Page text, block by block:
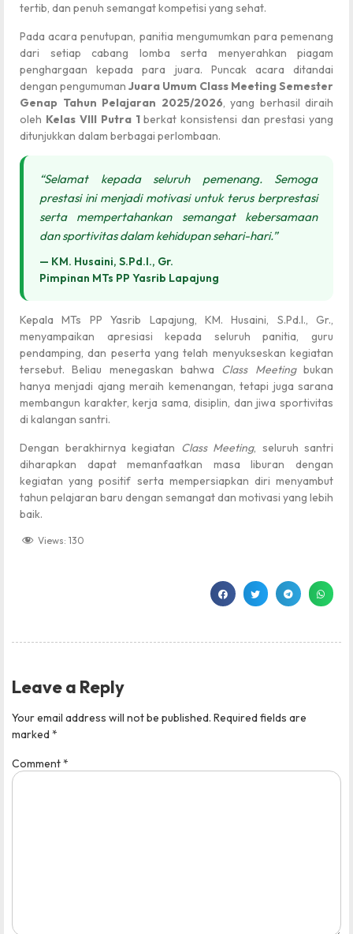
tertib, dan penuh semangat kompetisi yang sehat.
Pada acara penutupan, panitia mengumumkan para pemenang
dari setiap cabang lomba serta menyerahkan piagam
penghargaan kepada para juara. Puncak acara ditandai
dengan pengumuman Juara Umum Class Meeting Semester
Genap Tahun Pelajaran 2025/2026, yang berhasil diraih
oleh Kelas VIII Putra 1berkat konsistensi dan prestasi yang
ditunjukkan dalam berbagai perlombaan.
“Selamat kepada seluruh pemenang. Semoga
prestasi ini menjadi motivasi untuk terus berprestasi
serta mempertahankan semangat kebersamaan
dan sportivitas dalam kehidupan sehari-hari.”
— KM. Husaini, S.Pd.I., Gr.
Pimpinan MTs PP Yasrib Lapajung
Kepala MTs PP Yasrib Lapajung, KM. Husaini, S.Pd.I., Gr.,
menyampaikan apresiasi kepada seluruh panitia, guru
pendamping, dan peserta yang telah menyukseskan kegiatan
tersebut. Beliau menegaskan bahwa Class Meetingbukan
hanya menjadi ajang meraih kemenangan, tetapi juga sarana
membangun karakter, kerja sama, disiplin, dan jiwa sportivitas
di kalangan santri.
Dengan berakhirnya kegiatan Class Meeting, seluruh santri
diharapkan dapat memanfaatkan masa liburan dengan
kegiatan yang positif serta mempersiapkan diri menyambut
tahun pelajaran baru dengan semangat dan motivasi yang lebih
baik.
Views: 130
Leave a Reply
Your email address will not be published. Required fields are
marked *
Comment*